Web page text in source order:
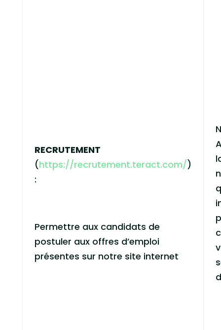
RECRUTEMENT
(https://recrutement.teract.com/)
:
Permettre aux candidats de
postuler aux offres d’emploi
présentes sur notre site internet